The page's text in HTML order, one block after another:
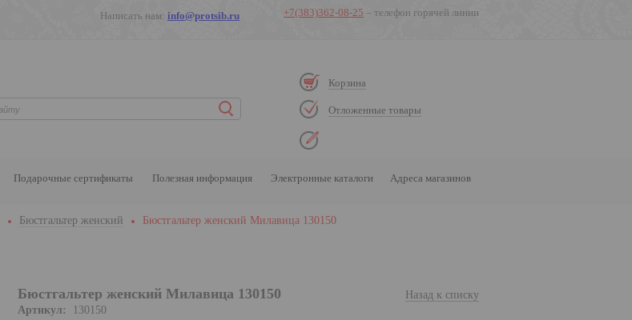
+7(383)362-08-25 – телефон горячей линии
Написать нам: info@protsib.ru
Корзина
Отложенные товары
Подарочные сертификаты Полезная информация Электронные каталоги Адреса магазинов
Бюстгальтер женский Бюстгальтер женский Милавица 130150
Назад к списку
Бюстгальтер женский Милавица 130150
Артикул:
130150